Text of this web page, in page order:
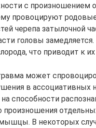
с произношением
провоцируют
черепа затылочной
головы
что приводит к
может
в ассоциативных
способности
произношения
В некоторых